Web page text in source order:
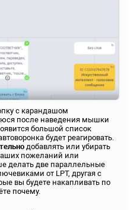
с карандашом
после наведения мышки
большой список
будет реагировать.
добавлять или убирать
пожеланий или
делать две параллельные
от LPT, другая с
вы будете накапливать по
почему.